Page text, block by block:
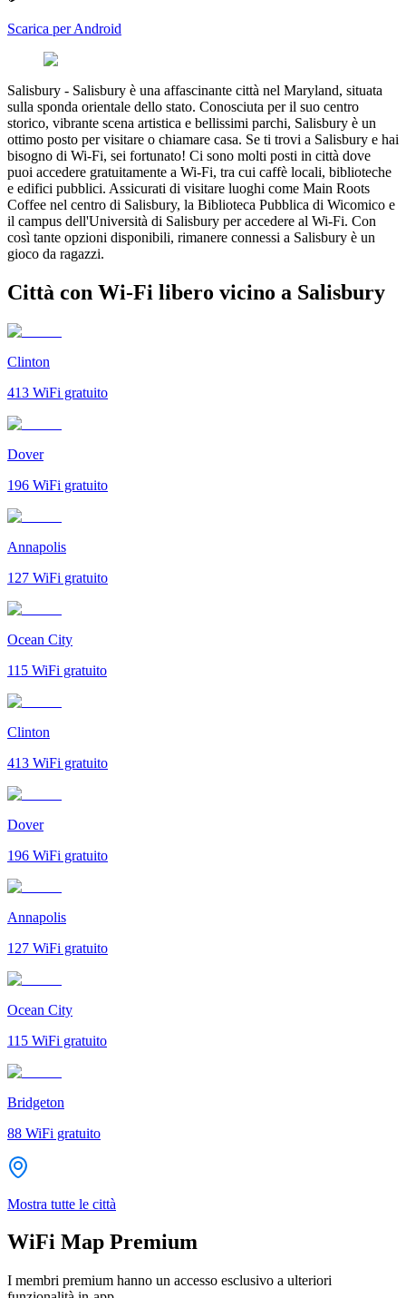
Scarica per Android
Salisbury - Salisbury è una affascinante città nel Maryland, situata
sulla sponda orientale dello stato. Conosciuta per il suo centro
storico, vibrante scena artistica e bellissimi parchi, Salisbury è un
ottimo posto per visitare o chiamare casa. Se ti trovi a Salisbury e hai
bisogno di Wi-Fi, sei fortunato! Ci sono molti posti in città dove
puoi accedere gratuitamente a Wi-Fi, tra cui caffè locali, biblioteche
e edifici pubblici. Assicurati di visitare luoghi come Main Roots
Coffee nel centro di Salisbury, la Biblioteca Pubblica di Wicomico e
il campus dell'Università di Salisbury per accedere al Wi-Fi. Con
così tante opzioni disponibili, rimanere connessi a Salisbury è un
gioco da ragazzi.
Città con Wi-Fi libero vicino a Salisbury
Clinton
413 WiFi gratuito
Dover
196 WiFi gratuito
Annapolis
127 WiFi gratuito
Ocean City
115 WiFi gratuito
Clinton
413 WiFi gratuito
Dover
196 WiFi gratuito
Annapolis
127 WiFi gratuito
Ocean City
115 WiFi gratuito
Bridgeton
88 WiFi gratuito
Mostra tutte le città
WiFi Map Premium
I membri premium hanno un accesso esclusivo a ulteriori